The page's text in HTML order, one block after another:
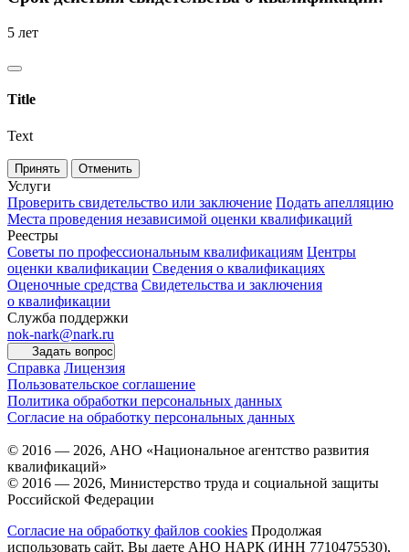
5 лет
Title
Text
Принять Отменить
Услуги
Проверить свидетельство или заключение Подать апелляцию
Места проведения независимой оценки квалификаций
Реестры
Советы по профессиональным квалификациям Центры
оценки квалификации Сведения о квалификациях
Оценочные средства Свидетельства и заключения
о квалификации
Служба поддержки
nok-nark@nark.ru
Задать вопрос
Справка Лицензия
Пользовательское соглашение
Политика обработки персональных данных
Согласие на обработку персональных данных
© 2016 — 2026, АНО «Национальное агентство развития
квалификаций»
© 2016 — 2026, Министерство труда и социальной защиты
Российской Федерации
Согласие на обработку файлов cookies Продолжая
использовать сайт, Вы даете АНО НАРК (ИНН 7710475530),